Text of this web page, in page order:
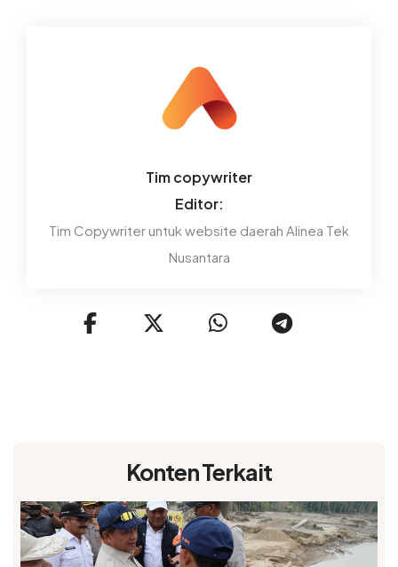
Tim copywriter
Editor:
Tim Copywriter untuk website daerah Alinea Tek
Nusantara
Konten Terkait